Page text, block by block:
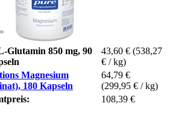
Glutamin 850 mg, 90
43,60 € (538,27
€ / kg)
Magnesium
180 Kapseln
64,79 €
(299,95 € / kg)
108,39 €